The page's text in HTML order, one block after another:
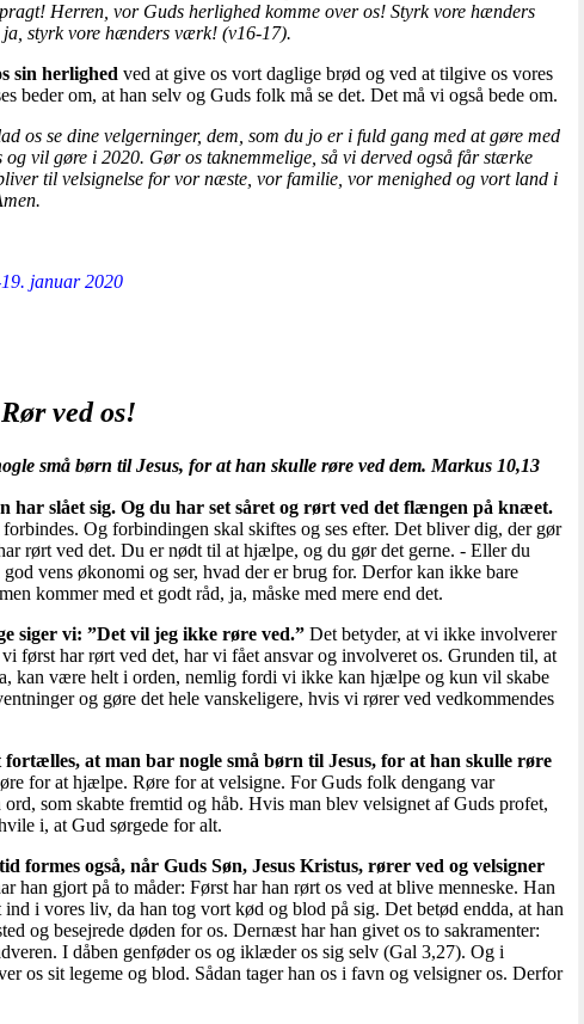
Herren, vor Guds herlighed komme over os! Styrk vore hænders
styrk vore hænders værk! (v16-17).
sin herlighed ved at give os vort daglige brød og ved at tilgive os vores
beder om, at han selv og Guds folk må se det. Det må vi også bede om.
os se dine velgerninger, dem, som du jo er i fuld gang med at gøre med
og vil gøre i 2020. Gør os taknemmelige, så vi derved også får stærke
til velsignelse for vor næste, vor familie, vor menighed og vort land i
januar 2020
Rør ved os!
små børn til Jesus, for at han skulle røre ved dem. Markus 10,13
har slået sig. Og du har set såret og rørt ved det flængen på knæet.
Og forbindingen skal skiftes og ses efter. Det bliver dig, der gør
rørt ved det. Du er nødt til at hjælpe, og du gør det gerne. - Eller du
god vens økonomi og ser, hvad der er brug for. Derfor kan ikke bare
kommer med et godt råd, ja, måske med mere end det.
siger vi: ”Det vil jeg ikke røre ved.” Det betyder, at vi ikke involverer
først har rørt ved det, har vi fået ansvar og involveret os. Grunden til, at
kan være helt i orden, nemlig fordi vi ikke kan hjælpe og kun vil skabe
og gøre det hele vanskeligere, hvis vi rører ved vedkommendes
fortælles, at man bar nogle små børn til Jesus, for at han skulle røre
for at hjælpe. Røre for at velsigne. For Guds folk dengang var
ord, som skabte fremtid og håb. Hvis man blev velsignet af Guds profet,
i, at Gud sørgede for alt.
formes også, når Guds Søn, Jesus Kristus, rører ved og velsigner
han gjort på to måder: Først har han rørt os ved at blive menneske. Han
ind i vores liv, da han tog vort kød og blod på sig. Det betød endda, at han
og besejrede døden for os. Dernæst har han givet os to sakramenter:
I dåben genføder os og iklæder os sig selv (Gal 3,27). Og i
os sit legeme og blod. Sådan tager han os i favn og velsigner os. Derfor